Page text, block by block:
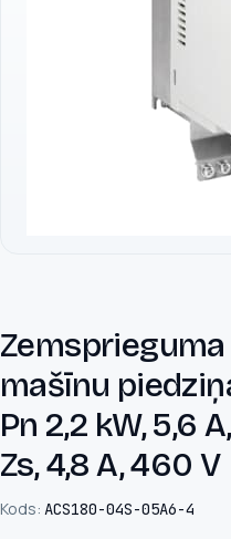
mašīnu
Pn 2,2 kW, 5,6
Zs, 4,8 A, 460 V
Kods: ACS180-04S-05A6-4